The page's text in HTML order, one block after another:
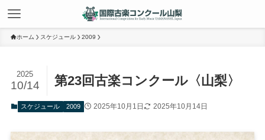
ホーム スケジュール 2009
第23回古楽コンクール〈山梨〉
2025
10/14
スケジュール 2009 2025年10月1日 2025年10月14日